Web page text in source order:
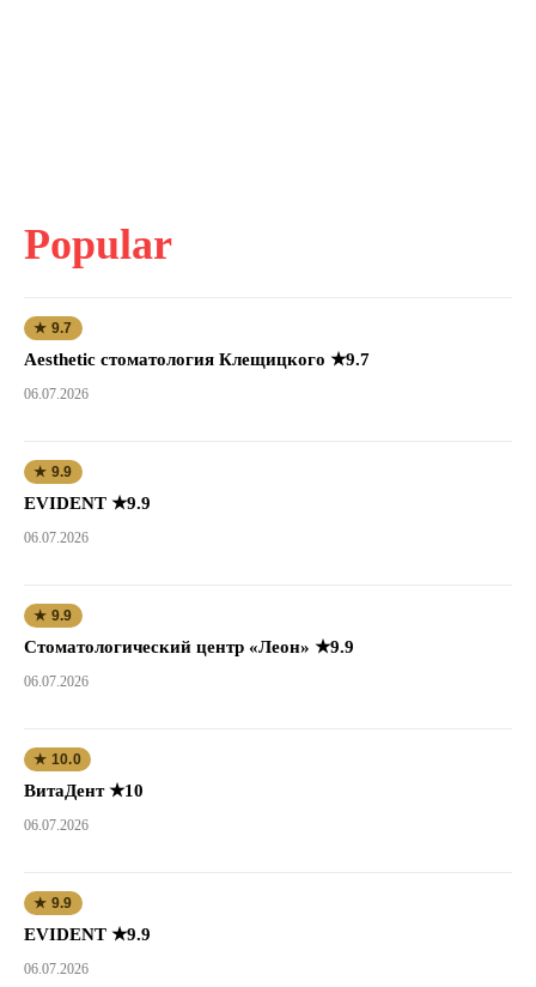
Popular
★ 9.7
Aesthetic стоматология Клещицкого ★9.7
06.07.2026
★ 9.9
EVIDENT ★9.9
06.07.2026
★ 9.9
Стоматологический центр «Леон» ★9.9
06.07.2026
★ 10.0
ВитаДент ★10
06.07.2026
★ 9.9
EVIDENT ★9.9
06.07.2026